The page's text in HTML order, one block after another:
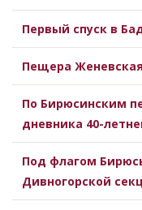
Первый спуск в
Пещера Женевская
По Бирюсинским
дневника 40-
Под флагом
Дивногорской